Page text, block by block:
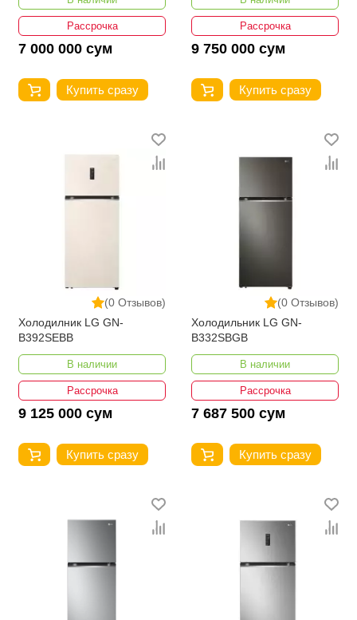
Рассрочка
7 000 000 сум
Купить сразу
Рассрочка
9 750 000 сум
Купить сразу
(0 Отзывов)
Холодилник LG GN-
B392SEBB
В наличии
Рассрочка
9 125 000 сум
Купить сразу
(0 Отзывов)
Холодильник LG GN-
B332SBGB
В наличии
Рассрочка
7 687 500 сум
Купить сразу